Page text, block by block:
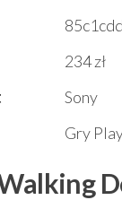
234 zł
Sony
Gry